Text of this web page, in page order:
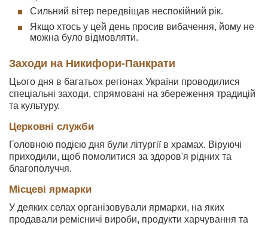
Сильний вітер передвіщав неспокійний рік.
Якщо хтось у цей день просив вибачення, йому не
можна було відмовляти.
Заходи на Никифори-Панкрати
Цього дня в багатьох регіонах України проводилися
спеціальні заходи, спрямовані на збереження традицій
та культуру.
Церковні служби
Головною подією дня були літургії в храмах. Віруючі
приходили, щоб помолитися за здоров'я рідних та
благополуччя.
Місцеві ярмарки
У деяких селах організовували ярмарки, на яких
продавали ремісничі вироби, продукти харчування та